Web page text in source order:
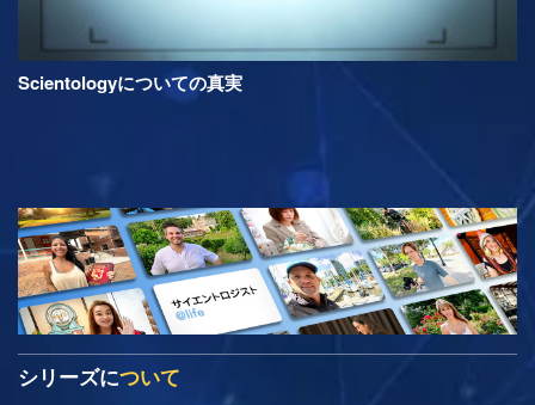
Scientologyについての真実
シリーズについて